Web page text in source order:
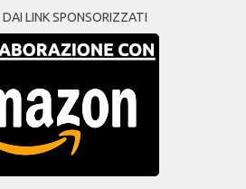
LINK SPONSORIZZATI